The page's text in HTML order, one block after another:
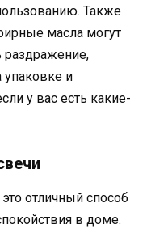
Также
масла могут
упаковке и
у вас есть какие-
отличный способ
в доме.